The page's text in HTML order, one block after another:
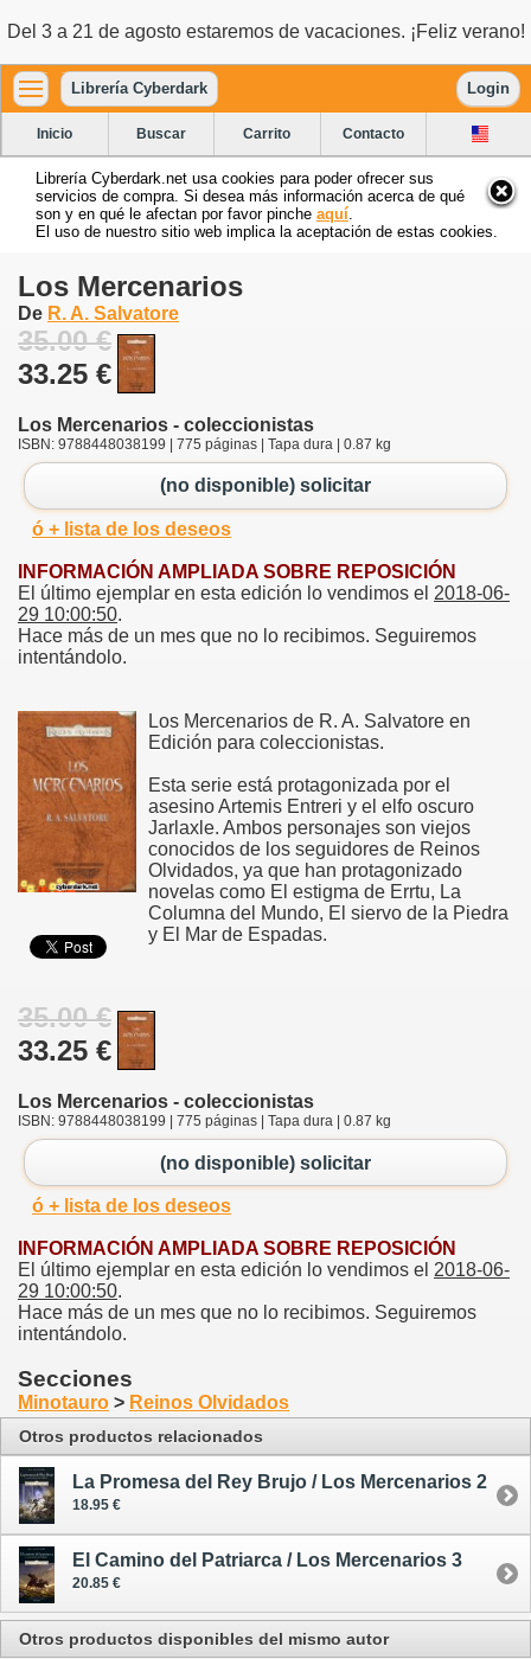
Del 3 a 21 de agosto estaremos de vacaciones. ¡Feliz verano!
Librería Cyberdark Login
Inicio Buscar Carrito Contacto
Librería Cyberdark.net usa cookies para poder ofrecer sus
servicios de compra. Si desea más información acerca de qué
son y en qué le afectan por favor pinche aquí
El uso de nuestro sitio web implica la aceptación de estas cookies.
Los Mercenarios
De R. A. Salvatore
35.00 €
33.25 €
Los Mercenarios - coleccionistas
ISBN: 9788448038199 | 775 páginas | Tapa dura | 0.87 kg
(no disponible) solicitar
ó + lista de los deseos
INFORMACIÓN AMPLIADA SOBRE REPOSICIÓN
El último ejemplar en esta edición lo vendimos el 2018-06-
29 10:00:50.
Hace más de un mes que no lo recibimos. Seguiremos
intentándolo.
Los Mercenarios de R. A. Salvatore en
Edición para coleccionistas.
Esta serie está protagonizada por el
asesino Artemis Entreri y el elfo oscuro
Jarlaxle. Ambos personajes son viejos
conocidos de los seguidores de Reinos
Olvidados, ya que han protagonizado
novelas como El estigma de Errtu, La
Columna del Mundo, El siervo de la Piedra
y El Mar de Espadas.
35.00 €
33.25 €
Los Mercenarios - coleccionistas
ISBN: 9788448038199 | 775 páginas | Tapa dura | 0.87 kg
(no disponible) solicitar
ó + lista de los deseos
INFORMACIÓN AMPLIADA SOBRE REPOSICIÓN
El último ejemplar en esta edición lo vendimos el 2018-06-
29 10:00:50.
Hace más de un mes que no lo recibimos. Seguiremos
intentándolo.
Secciones
Minotauro > Reinos Olvidados
Otros productos relacionados
La Promesa del Rey Brujo / Los Mercenarios 2
18.95 €
El Camino del Patriarca / Los Mercenarios 3
20.85 €
Otros productos disponibles del mismo autor